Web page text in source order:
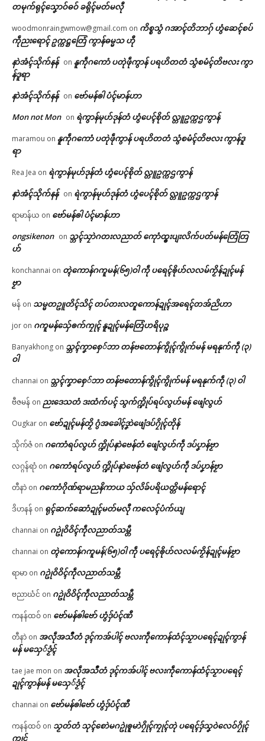
တမုက်ရုၚ်သၞောဝ်ဓဝ် ခရိုၚ်မတ်မလီု
woodmonraingwmow@gmail.com on ကိစ္စသွံ ဂအာၚ်တိဘာဂှ် ဟွံဆေၚ်စပ်
ကဵုညးရောၚ် ဥက္ကဋ္ဌတြေံ ကွာန်ဓမ္မသ ဟီု
နာဲအံၚ်သိုက်နန် on နူကဵုဂကောံ ပတုဲဖဵုကွာန် ပရဟိတတံ သွံစမံၚ်တိဗလး ကွာ
န်ဒူရာ
နာဲအံၚ်သိုက်နန် on ဗော်မန်ၜါ ပံၚ်မာန်ဟာ
Mon not Mon on ရဲကွာန်မုဟ်ဒုန်တံ ဟွံပေၚ်စိုတ် လ္တူဥက္ကဌကွာန်
maramou on နူကဵုဂကောံ ပတုဲဖဵုကွာန် ပရဟိတတံ သွံစမံၚ်တိဗလး ကွာန်ဒူ
ရာ
Rea Jea on ရဲကွာန်မုဟ်ဒုန်တံ ဟွံပေၚ်စိုတ် လ္တူဥက္ကဌကွာန်
နာဲအံၚ်သိုက်နန် on ရဲကွာန်မုဟ်ဒုန်တံ ဟွံပေၚ်စိုတ် လ္တူဥက္ကဌကွာန်
ရာမာန်ယ on ဗော်မန်ၜါ ပံၚ်မာန်ဟာ
ongsikenon on သ္ဘၚ်သၠာဲဂတးလညာတ် ကေုာံထ္ၜးပျးလိက်ပတ်မန်တြေံတြ
ဟ်
konchannai on တ္ၚဲကောန်ဂကူမန်(၆၅)ဝါ ကဵု ပရေၚ်ၜိုဟ်လလမ်ကၟိန်ဍုၚ်မန်
ဗၟာ
မန် on သမ္မတဥူတိၚ်သိၚ် တပ်တးလတူကောန်ဍုၚ်အရေၚ်တအ်ညိဟာ
jor on ဂကူမန်​သှ်ေၜက်ကၠုၚ် နူဍုၚ်မန်တြေံဟရိပုဉ္ဇ
Banyakhong on သ္ဘၚ်ကၞာစှေ်ဘာ တန်ဗတောန်ကွိုၚ်ကွိုက်မန် မရနုက်ကဵု (၃)
ဝါ
channai on သ္ဘၚ်ကၞာစှေ်ဘာ တန်ဗတောန်ကွိုၚ်ကွိုက်မန် မရနုက်ကဵု (၃) ဝါ
ဗီဇမန် on ညးဒေသတံ ဒးထံက်ပၚ် သွက်က္ဍိုပ်ရပ်လွဟ်မန် ဖျေံလွဟ်
Ougkar on ဗော်ဍုၚ်မန်တၟိ ဂွံအခေါၚ်ဒၞာဲဖျေံဒပ်ဂၠိုၚ်တိုန်
သိုက်ဇံ on ဂကောံရပ်လွဟ် က္ဍိုပ်နာဲဗေန်တံ ဖျေံလွဟ်ကဵု ဒပ်ပၞာန်ဗၟာ
လဂ္ဂန်ရာံ on ဂကောံရပ်လွဟ် က္ဍိုပ်နာဲဗေန်တံ ဖျေံလွဟ်ကဵု ဒပ်ပၞာန်ဗၟာ
တီနာဲ on ဂကောံဂိုဏ်ရာမညနိကာယ သှ်လိခ်ပရိယတ္တိမန်ရောၚ်
ဒိဟနန် on ရုၚ်ဆက်ဆောံဍုၚ်မတ်မလီု ကလေၚ်ပံက်ယျ
channai on ဂဥုဲဝိဝိၚ်ကဵုလညာတ်သမ္တီ
channai on တ္ၚဲကောန်ဂကူမန်(၆၅)ဝါ ကဵု ပရေၚ်ၜိုဟ်လလမ်ကၟိန်ဍုၚ်မန်ဗၟာ
ရာမာ on ဂဥုဲဝိဝိၚ်ကဵုလညာတ်သမ္တီ
ဗညာဃံင် on ဂဥုဲဝိဝိၚ်ကဵုလညာတ်သမ္တီ
ကနန်ထဝ် on ဗော်မန်ၜါဗော် ဟွံဒှ်ပံၚ်ဏီ
တီနာဲ on အလဵုအသဳတံ ဒုၚ်ကအ်ပါၚ် ဗလးကဵုကောန်ထံၚ်သၟာပရေၚ်ဍုၚ်ကွာန်
မန် မသှေ်ဒၟံၚ်
tae jae mon on အလဵုအသဳတံ ဒုၚ်ကအ်ပါၚ် ဗလးကဵုကောန်ထံၚ်သၟာပရေၚ်
ဍုၚ်ကွာန်မန် မသှေ်ဒၟံၚ်
channai on ဗော်မန်ၜါဗော် ဟွံဒှ်ပံၚ်ဏီ
ကနန်ထဝ် on သၟတ်တံ သုၚ်စောဲမဂဥုဲၜူမာဲဂၠိုၚ်ကၠုၚ်တုဲ ပရေၚ်ဒှ်သၞဝဲလေဝ်ဂၠိုၚ်
ကၠုၚ်